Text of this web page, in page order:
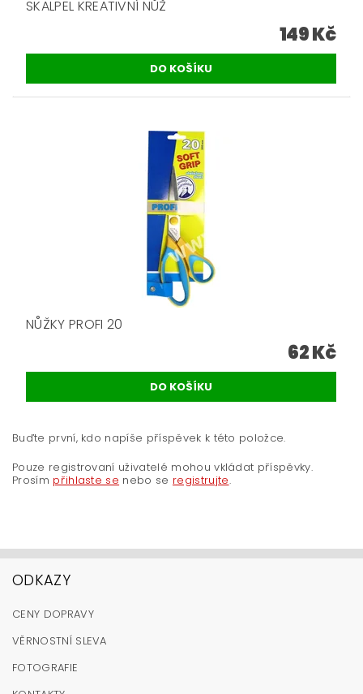
SKALPEL KREATIVNÍ NŮŽ
149 Kč
NŮŽKY PROFI 20
62 Kč
Buďte první, kdo napíše příspěvek k této položce.
Pouze registrovaní uživatelé mohou vkládat příspěvky.
Prosím přihlaste se nebo se registrujte.
ODKAZY
CENY DOPRAVY
VĚRNOSTNÍ SLEVA
FOTOGRAFIE